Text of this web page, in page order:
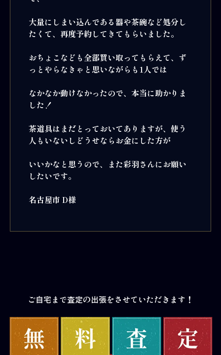
大量にしまい込んである器や茶碗など処分し
たくて、再度予約してきてもらいました。
おちょこなども全部買い取ってもらえて、ず
っとやらなきゃと思いながらも1人では
なかなか動けなかったので、本当に助かりま
した！
茶道具はまだとっておいてありますが、使う
人もいないしどうせならお金にした方が
いいかなと思うので、また彩羽さんにお願い
したいです。
名古屋市 D様
ご自宅まで査定の出張をさせていただきます！